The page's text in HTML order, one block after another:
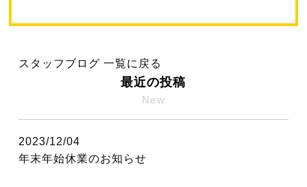
スタッフブログ 一覧に戻る
最近の投稿
New
2023/12/04
年末年始休業のお知らせ